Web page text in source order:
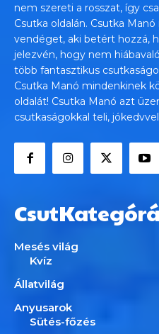
nem szereti a rosszat, így
Csutka oldalán. Csutka
vendéget, aki betért hozzá,
jelezvén, hogy nem
több fantasztikus
Csutka Manó mindenkinek
oldalát! Csutka Manó azt
csutkaságokkal teli,
Mesés világ
Kvíz
Állatvilág
Anyusarok
Sütés-főzés